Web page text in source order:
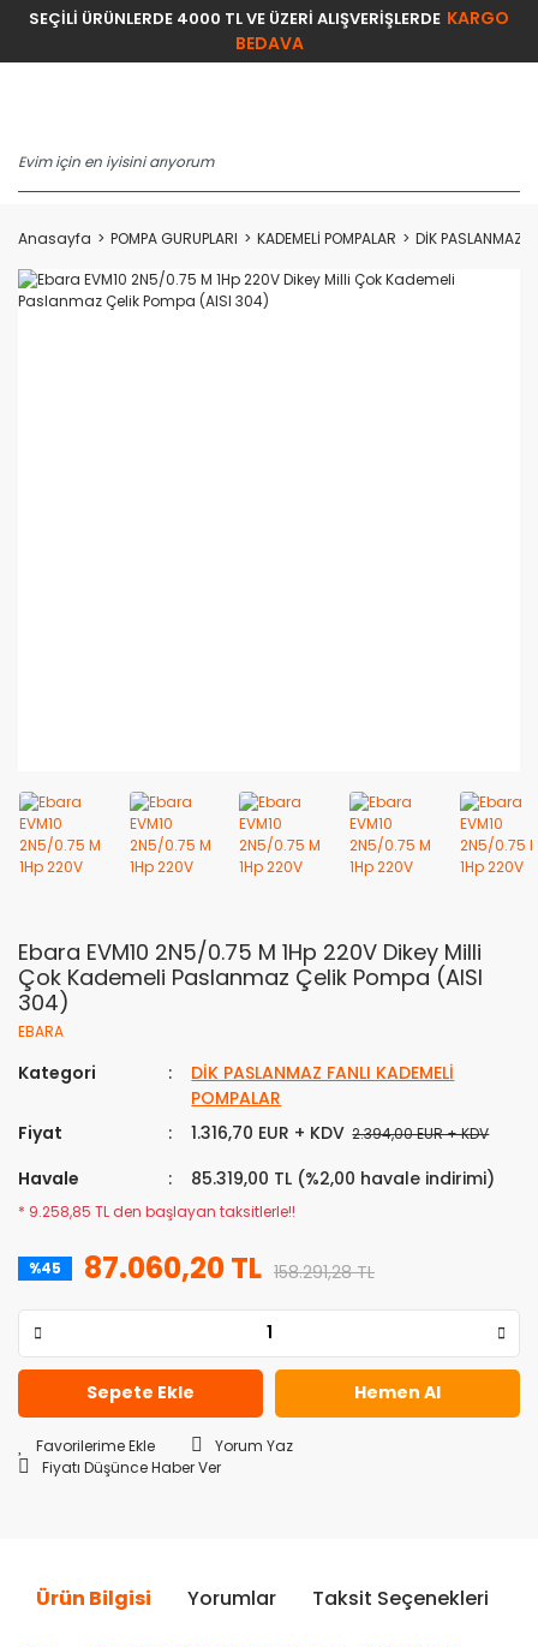
SEÇİLİ ÜRÜNLERDE 4000 TL VE ÜZERİ ALIŞVERİŞLERDE KARGO
BEDAVA
Anasayfa POMPA GURUPLARI KADEMELİ POMPALAR DİK PASLANMAZ
Ebara EVM10 2N5/0.75 M 1Hp 220V Dikey Milli
Çok Kademeli Paslanmaz Çelik Pompa (AISI
304)
EBARA
Kategori
DİK PASLANMAZ FANLI KADEMELİ
POMPALAR
Fiyat
1.316,70 EUR + KDV 2.394,00 EUR + KDV
Havale 85.319,00 TL (%2,00 havale indirimi)
* 9.258,85 TL den başlayan taksitlerle!!
%45 87.060,20 TL 158.291,28 TL
Sepete Ekle Hemen Al
Yorum Yaz
Fiyatı Düşünce Haber Ver
Ürün Bilgisi Yorumlar Taksit Seçenekleri